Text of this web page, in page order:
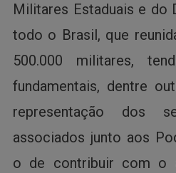
Militares Estaduais e do
todo o Brasil, que
500.000 militares,
fundamentais, dentre
representação dos
associados junto aos
o de contribuir com o